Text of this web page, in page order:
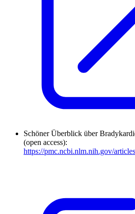
Schöner Überblick über
(open access):
https://pmc.ncbi.nlm.nih.gov/